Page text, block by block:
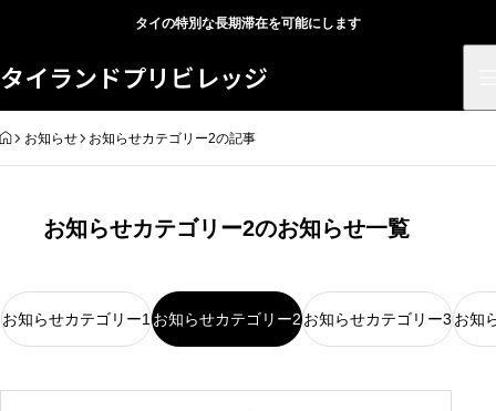
タイの特別な長期滞在を可能にします
タイランドプリビレッジ
HOME
お知らせ お知らせカテゴリー2の記事
お知らせカテゴリー2のお知らせ一覧
お知らせカテゴリー1 お知らせカテゴリー2 お知らせカテゴリー3お知